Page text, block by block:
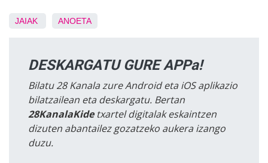
JAIAK ANOETA
DESKARGATU GURE APPa!
Bilatu 28 Kanala zure Android eta iOS aplikazio
bilatzailean eta deskargatu. Bertan
28KanalaKidetxartel digitalak eskaintzen
dizuten abantailez gozatzeko aukera izango
duzu.